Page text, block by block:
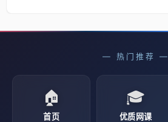
— 热门推荐 —
🏠
首页
🎓
优质网课